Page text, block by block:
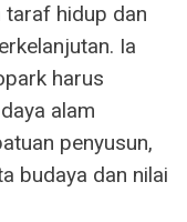
taraf hidup dan
Ia
harus
alam
penyusun,
budaya dan nilai